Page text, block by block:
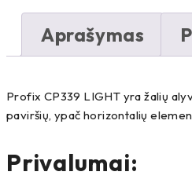
Aprašymas
Profix CP339 LIGHT yra žalių
paviršių, ypač horizontalių
Privalumai: